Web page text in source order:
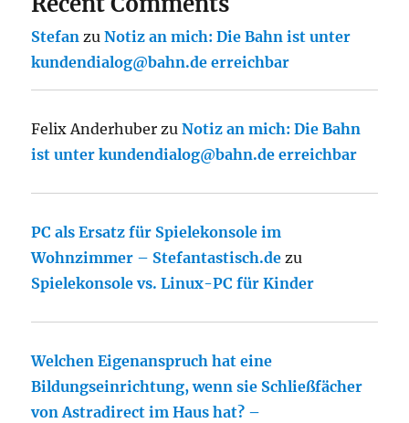
Stefan zuNotiz an mich: Die Bahn ist unter
kundendialog@bahn.de erreichbar
Felix Anderhuber zuNotiz an mich: Die Bahn
ist unter kundendialog@bahn.de erreichbar
PC als Ersatz für Spielekonsole im
Wohnzimmer – Stefantastisch.de zu
Spielekonsole vs. Linux-PC für Kinder
Welchen Eigenanspruch hat eine
Bildungseinrichtung, wenn sie Schließfächer
von Astradirect im Haus hat? –